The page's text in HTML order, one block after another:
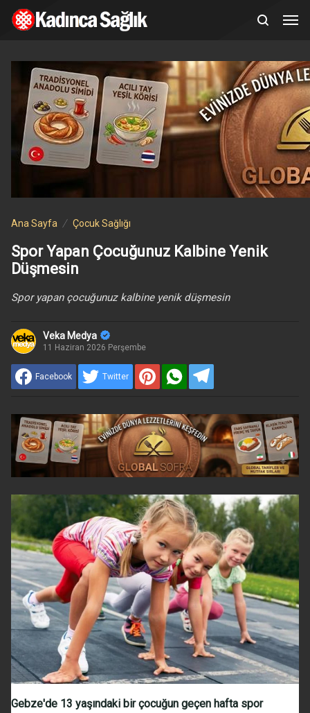
Ana Sayfa Çocuk Sağlığı
Spor Yapan Çocuğunuz Kalbine Yenik
Düşmesin
Spor yapan çocuğunuz kalbine yenik düşmesin
Veka Medya
11 Haziran 2026 Perşembe
Facebook Twitter
Gebze'de 13 yaşındaki bir çocuğun geçen hafta spor